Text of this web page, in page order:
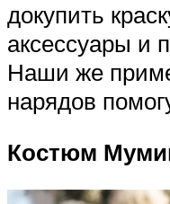
докупить
аксессуары и
Наши же
нарядов
Костюм